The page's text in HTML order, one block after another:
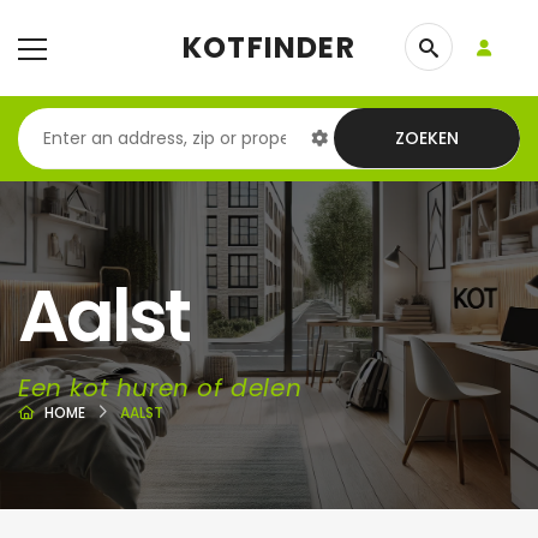
KOTFINDER
ZOEKEN
Aalst
Een kot huren of delen
HOME AALST